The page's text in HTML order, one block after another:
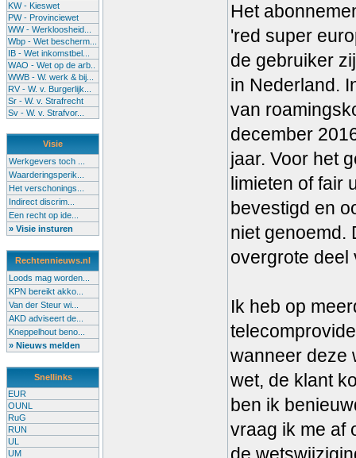
KW - Kieswet
PW - Provinciewet
WW - Werkloosheid...
Wbp - Wet bescherm...
IB - Wet inkomstbel...
WAO - Wet op de arb..
WWB - W. werk & bij...
RV - W. v. Burgerlijk...
Sr - W. v. Strafrecht
Sv - W. v. Strafvor...
Visie
Werkgevers toch ...
Waarderingsperik...
Het verschonings...
Indirect discrim...
Een recht op ide...
» Visie insturen
Rechtennieuws.nl
Loods mag worden...
KPN bereikt akko...
Van der Steur wi...
AKD adviseert de...
Kneppelhout beno...
» Nieuws melden
Snellinks
EUR
OUNL
RuG
RUN
UL
UM
Het
'red super
de gebruiker
in Nederland.
van
december
jaar. Voor het
limieten of fair
bevestigd en
niet genoemd.
overgrote deel
Ik heb op
wanneer deze
wet, de klant
ben ik
vraag ik me af